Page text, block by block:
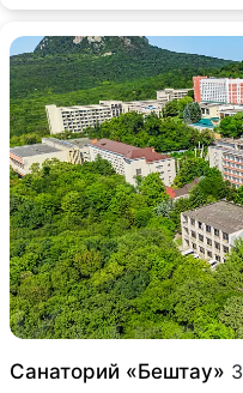
Санаторий «Бештау» 3